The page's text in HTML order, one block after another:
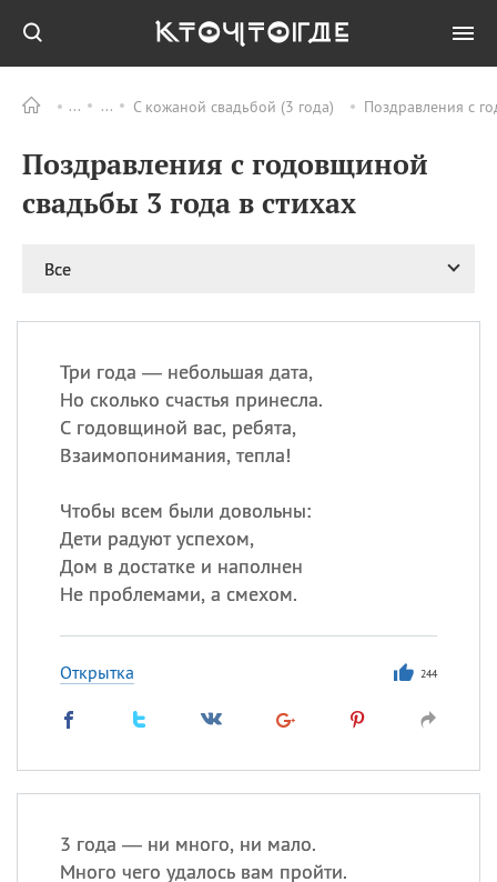
С кожаной свадьбой (3 года) Поздравления с
Поздравления с годовщиной
свадьбы 3 года в стихах
Все
Три года — небольшая дата,
Но сколько счастья принесла.
С годовщиной вас, ребята,
Взаимопонимания, тепла!
Чтобы всем были довольны:
Дети радуют успехом,
Дом в достатке и наполнен
Не проблемами, а смехом.
Открытка 244
3 года — ни много, ни мало.
Много чего удалось вам пройти.
ПРАЗДНИКИ Все
06.08 Преображение
Господне у западных
христиан
Романа и Давида
мучеников
07.08
маяка
ИМЕНА
Сегодня празднуют именины
, Афанасий,Борис
происхождение